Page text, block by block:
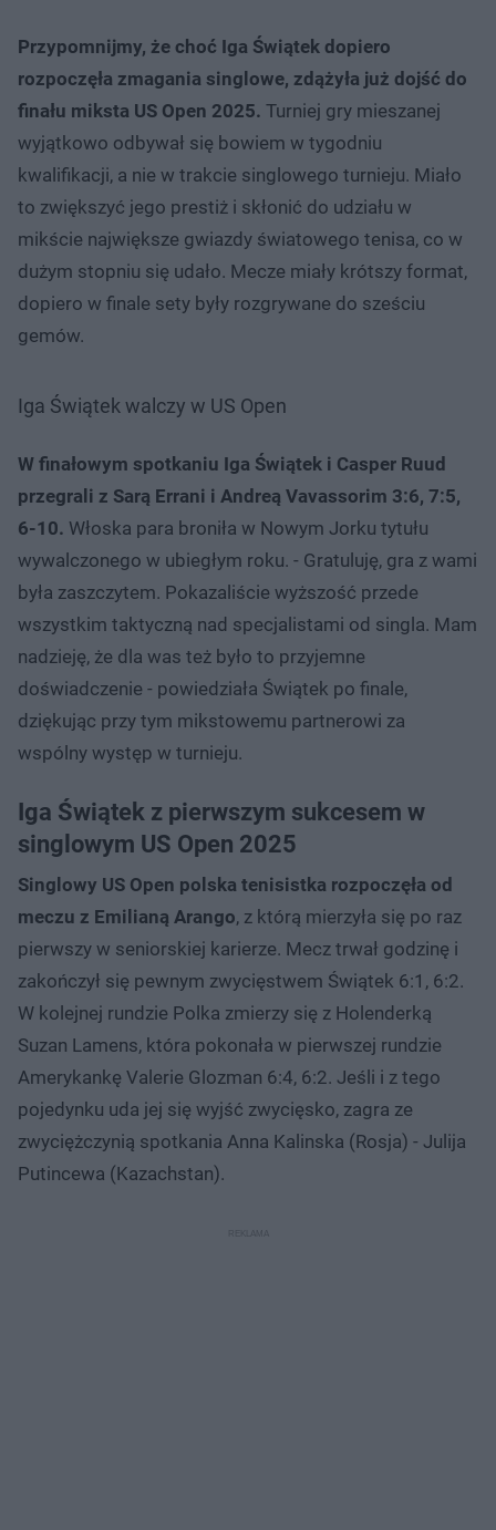
Przypomnijmy, że choć Iga Świątek dopiero
rozpoczęła zmagania singlowe, zdążyła już dojść do
finału miksta US Open 2025. Turniej gry mieszanej
wyjątkowo odbywał się bowiem w tygodniu
kwalifikacji, a nie w trakcie singlowego turnieju. Miało
to zwiększyć jego prestiż i skłonić do udziału w
mikście największe gwiazdy światowego tenisa, co w
dużym stopniu się udało. Mecze miały krótszy format,
dopiero w finale sety były rozgrywane do sześciu
gemów.
Iga Świątek walczy w US Open
W finałowym spotkaniu Iga Świątek i Casper Ruud
przegrali z Sarą Errani i Andreą Vavassorim 3:6, 7:5,
6-10. Włoska para broniła w Nowym Jorku tytułu
wywalczonego w ubiegłym roku. - Gratuluję, gra z wami
była zaszczytem. Pokazaliście wyższość przede
wszystkim taktyczną nad specjalistami od singla. Mam
nadzieję, że dla was też było to przyjemne
doświadczenie - powiedziała Świątek po finale,
dziękując przy tym mikstowemu partnerowi za
wspólny występ w turnieju.
Iga Świątek z pierwszym sukcesem w
singlowym US Open 2025
Singlowy US Open polska tenisistka rozpoczęła od
meczu z Emilianą Arango, z którą mierzyła się po raz
pierwszy w seniorskiej karierze. Mecz trwał godzinę i
zakończył się pewnym zwycięstwem Świątek 6:1, 6:2.
W kolejnej rundzie Polka zmierzy się z Holenderką
Suzan Lamens, która pokonała w pierwszej rundzie
Amerykankę Valerie Glozman 6:4, 6:2. Jeśli i z tego
pojedynku uda jej się wyjść zwycięsko, zagra ze
zwyciężczynią spotkania Anna Kalinska (Rosja) - Julija
Putincewa (Kazachstan).